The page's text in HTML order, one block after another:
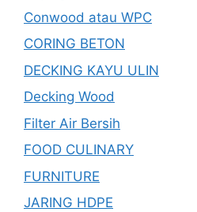
Conwood atau WPC
CORING BETON
DECKING KAYU ULIN
Decking Wood
Filter Air Bersih
FOOD CULINARY
FURNITURE
JARING HDPE